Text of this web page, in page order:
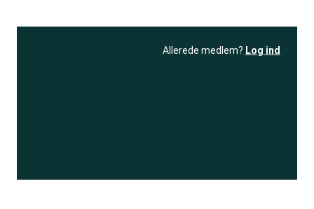
Allerede medlem? Log ind